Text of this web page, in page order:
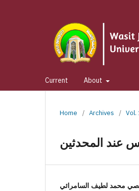
Current About
Home / Archives / Vol.
عند المحدثين
محمد لطيف السامرائي